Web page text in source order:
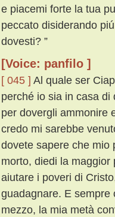
e piacemi forte la tua
peccato disiderando
dovesti? ”
[Voice: panfilo ]
[ 045 ] Al quale ser
perché io sia in casa
per dovergli ammonire
credo mi sarebbe
dovete sapere che mio
morto, diedi la
aiutare i poveri di
guadagnare. E sempre
mezzo, la mia metà